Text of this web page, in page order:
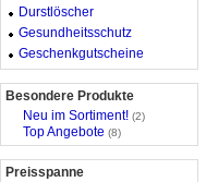
Durstlöscher
Gesundheitsschutz
Geschenkgutscheine
Besondere Produkte
Neu im Sortiment! (2)
Top Angebote (8)
Preisspanne